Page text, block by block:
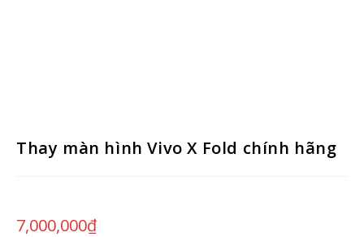
Thay màn hình Vivo X Fold chính hãng
7,000,000₫